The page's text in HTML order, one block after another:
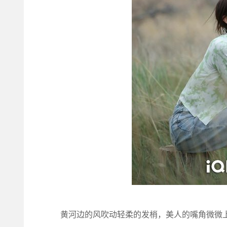
黄河边的风吹动轻柔的发梢，美人的嘴角微微